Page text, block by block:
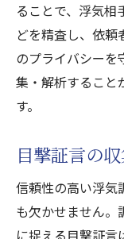
ることで、浮気相
どを精査し、依
のプライバシーを
集・解析すること
す。
目撃証言の
信頼性の高い浮気
も欠かせません。
に捉える目撃証言